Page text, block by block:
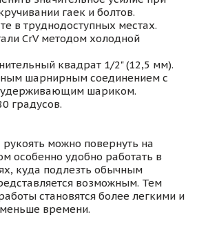
гаек и болтов.
в труднодоступных местах.
CrV методом холодной
квадрат 1/2" (12,5 мм).
шарнирным соединением с
шариком.
градусов.
рукоять можно повернуть на
особенно удобно работать в
куда подлезть обычным
возможным. Тем
становятся более легкими и
времени.